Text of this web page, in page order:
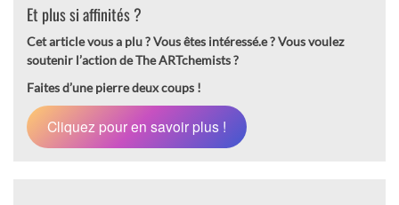
Et plus si affinités ?
Cet article vous a plu ? Vous êtes intéressé.e ?Vous voulez
soutenir l’action de The ARTchemists ?
Faites d’une pierre deux coups !
Cliquez pour en savoir plus !